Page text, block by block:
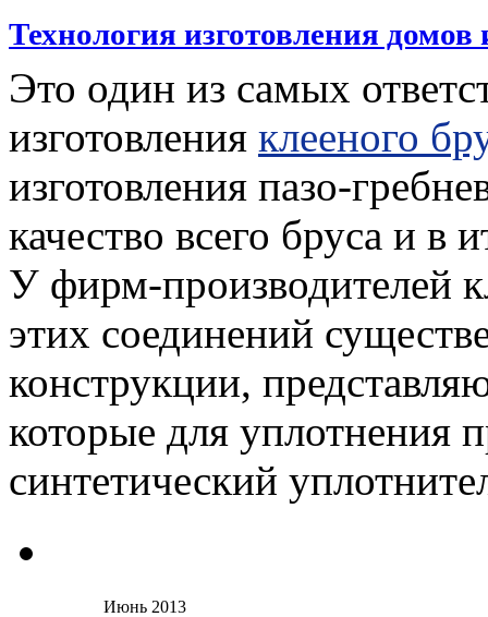
Технология изготовления домов
Это один из самых
изготовления клееного
изготовления пазо-
качество всего бруса и в
У фирм-производителей
этих соединений
конструкции,
которые для уплотнения
синтетический
Июнь 2013